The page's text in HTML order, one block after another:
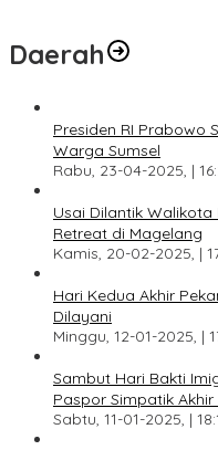
Daerah
Presiden RI Prabowo
Warga Sumsel
Rabu, 23-04-2025, |
Usai Dilantik
Retreat di Magelang
Kamis, 20-02-2025, |
Hari Kedua Akhir
Dilayani
Minggu, 12-01-2025, |
Sambut Hari Bakti
Paspor Simpatik Akhir
Sabtu, 11-01-2025, |